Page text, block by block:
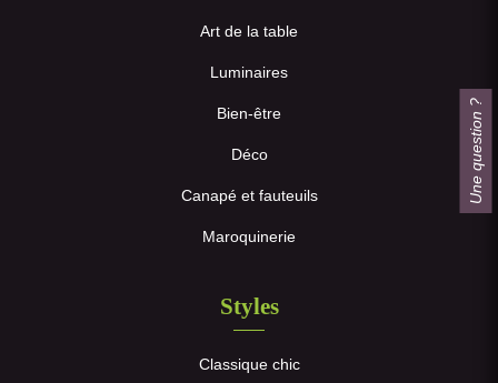
Art de la table
Luminaires
Bien-être
Déco
Canapé et fauteuils
Maroquinerie
Styles
Classique chic
Une question ?